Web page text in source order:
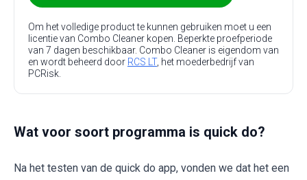
Om het volledige product te kunnen gebruiken moet u een
licentie van Combo Cleaner kopen. Beperkte proefperiode
van 7 dagen beschikbaar. Combo Cleaner is eigendom van
en wordt beheerd door RCS LT, het moederbedrijf van
PCRisk.
Wat voor soort programma is quick do?
Na het testen van de quick do app, vonden we dat het een